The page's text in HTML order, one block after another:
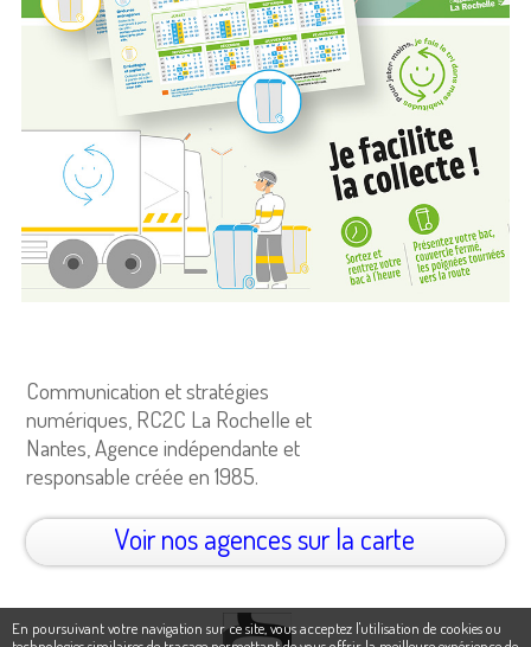
Communication et stratégies
numériques, RC2C La Rochelle et
Nantes, Agence indépendante et
responsable créée en 1985.
Voir nos agences sur la carte
En poursuivant votre navigation sur ce site, vous acceptez l'utilisation de cookies ou